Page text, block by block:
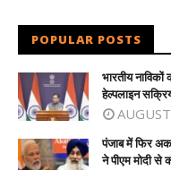
POPULAR POSTS
भारतीय
हेल्पलाइन
पंजाब में फिर
ने पीएम मोदी